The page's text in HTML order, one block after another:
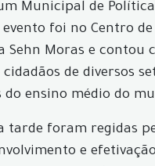
Municipal de
evento foi no Centro
Sehn Moras e contou
de diversos
do ensino médio do
tarde foram regidas
e